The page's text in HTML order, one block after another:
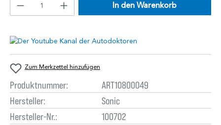
In den Warenkorb
Zum Merkzettel hinzufügen
Produktnummer:
ART10800049
Hersteller:
Sonic
Hersteller-Nr.:
100702